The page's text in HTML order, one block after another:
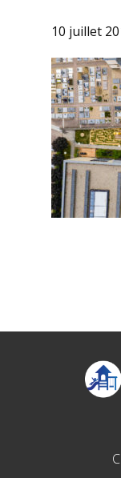
10 juillet